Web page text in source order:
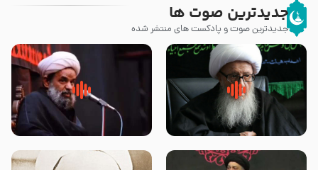
جدیدترین صوت ها
جدیدترین صوت و پادکست های منتشر شده
زوّار اربعین امام حسین (علیه
السلام) با این اشتیاق به زیارت
روضه جانسوز پاره های جگر امام
حسن مجتبی علیه السلام-حجت